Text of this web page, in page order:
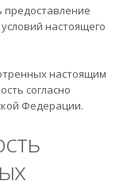
предоставление
настоящего
настоящим
согласно
Федерации.